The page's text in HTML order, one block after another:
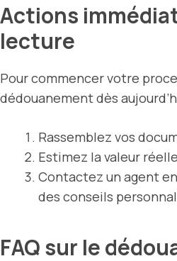
Actions
lecture
Pour commencer votre
dédouanement dès
Rassemblez vos
Estimez la valeur
Contactez un agent
des conseils
FAQ sur le